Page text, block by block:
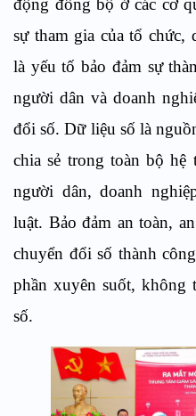
động đồng bộ ở các cơ
sự tham gia của tổ chức,
là yếu tố bảo đảm sự
người dân và doanh
đổi số. Dữ liệu số là
chia sẻ trong toàn bộ
người dân, doanh
luật. Bảo đảm an toàn,
chuyển đổi số thành
phần xuyên suốt, không
số.